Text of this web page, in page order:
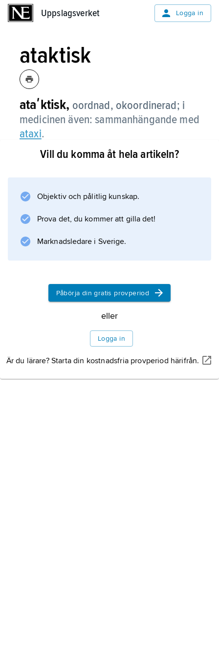
Uppslagsverket Logga in
ataktisk
ataʹktisk, oordnad, okoordinerad; i
medicinen även: sammanhängande med
ataxi.
Information om artikeln
Vill du komma åt hela artikeln?
Objektiv och pålitlig kunskap.
Prova det, du kommer att gilla det!
Marknadsledare i Sverige.
Påbörja din gratis provperiod
eller
Logga in
Är du lärare? Starta din kostnadsfria provperiod härifrån.